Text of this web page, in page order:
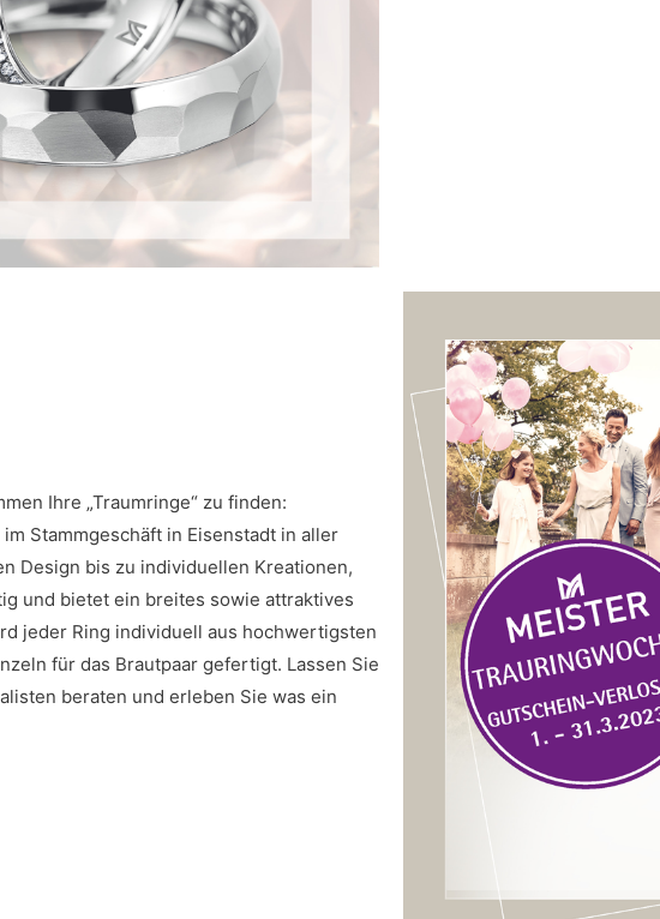
Ihre „Traumringe“ zu finden:
Stammgeschäft in Eisenstadt in aller
Design bis zu individuellen Kreationen,
und bietet ein breites sowie attraktives
jeder Ring individuell aus hochwertigsten
für das Brautpaar gefertigt. Lassen Sie
beraten und erleben Sie was ein